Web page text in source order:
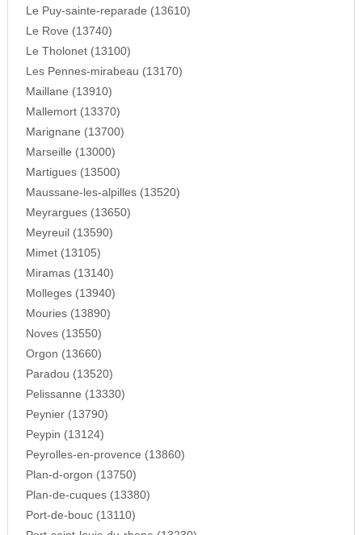
Le Puy-sainte-reparade (13610)
Le Rove (13740)
Le Tholonet (13100)
Les Pennes-mirabeau (13170)
Maillane (13910)
Mallemort (13370)
Marignane (13700)
Marseille (13000)
Martigues (13500)
Maussane-les-alpilles (13520)
Meyrargues (13650)
Meyreuil (13590)
Mimet (13105)
Miramas (13140)
Molleges (13940)
Mouries (13890)
Noves (13550)
Orgon (13660)
Paradou (13520)
Pelissanne (13330)
Peynier (13790)
Peypin (13124)
Peyrolles-en-provence (13860)
Plan-d-orgon (13750)
Plan-de-cuques (13380)
Port-de-bouc (13110)